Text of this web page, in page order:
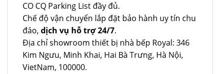
CO CQ Parking List đầy đủ.
Chế độ vận chuyển lắp đặt bảo hành uy tín chu
đáo, dịch vụ hỗ trợ 24/7.
Địa chỉ showroom thiết bị nhà bếp Royal: 346
Kim Ngưu, Minh Khai, Hai Bà Trưng, Hà Nội,
VietNam, 100000.